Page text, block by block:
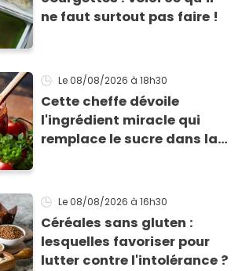
ne faut surtout pas faire !
Le 08/08/2026 à 18h30
Cette cheffe dévoile
l'ingrédient miracle qui
remplace le sucre dans la
Le 08/08/2026 à 16h30
Céréales sans gluten :
lesquelles favoriser pour
lutter contre l'intolérance ?